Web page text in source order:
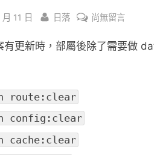
11 日 By
日落
在
清
尚無留言
有更新時，部屬後除了需要做
route:clear
config:clear
cache:clear